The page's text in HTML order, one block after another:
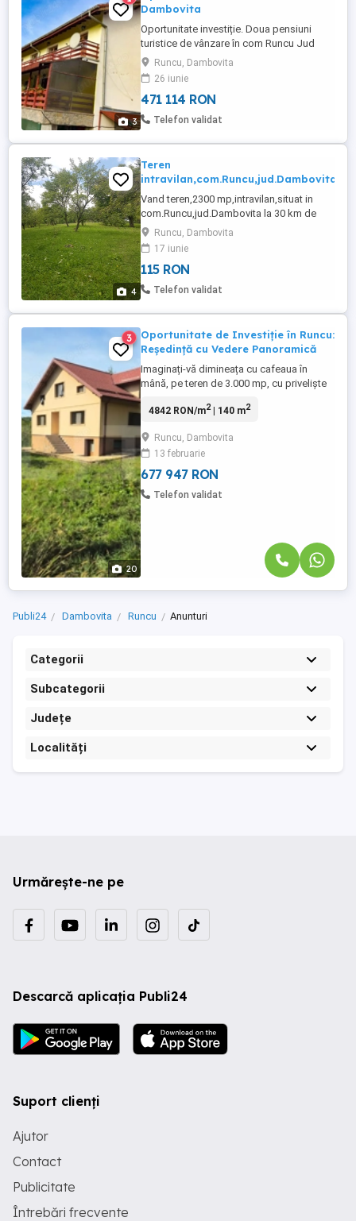
3
Dambovita
Oportunitate investiție. Doua pensiuni
turistice de vânzare în com Runcu Jud
Dâmbovița. Un imobil construcție la roșu
D+P+1E+M cu suprafața construită
de664mp și teren 1500mp cu preț din
expertiza 147986euro vindem cu
30000euro și 60000euro construcția. Al
suprafața ...
Runcu, Dambovita
26 iunie
471 114 RON
Telefon validat
4
Teren
intravilan,com.Runcu,jud.Dambovita
Vand teren,2300 mp,intravilan,situat in
com.Runcu,jud.Dambovita la 30 km de
Targoviste,si 25 km de Sinaia,livada cu
pomi fructiferi,pentru constructir casa de
vacanta sau pensiune.posibilitate de
racordare la gaze si electricitate.pretul
zonei 20 eur mp
Runcu, Dambovita
17 iunie
115 RON
Telefon validat
20
3
Oportunitate de Investiție în Runcu:
Reședință cu Vedere Panoramică
Imaginați-vă dimineața cu cafeaua în
mână, pe teren de 3.000 mp, cu priveliște
vecini — poziția pe pantă e o garanție pe
strategică într-una dintre cele mai pitorești
zone, perfectă atât pentru o reședință de
vacanță exclusivistă, ...
4842 RON/m2| 140 m2
Runcu, Dambovita
13 februarie
677 947 RON
Telefon validat
Publi24 Dambovita Runcu Anunturi
Categorii
Subcategorii
Județe
Localități
Urmărește-ne pe
Descarcă aplicația Publi24
Suport clienți
Ajutor
Contact
Publicitate
Întrebări frecvente